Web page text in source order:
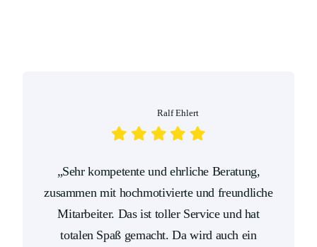
Ralf Ehlert
„Sehr kompetente und ehrliche Beratung,
zusammen mit hochmotivierte und freundliche
Mitarbeiter. Das ist toller Service und hat
totalen Spaß gemacht. Da wird auch ein